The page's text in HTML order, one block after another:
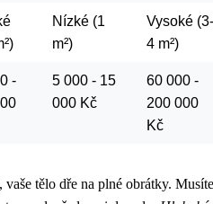
Nízké (1
m²)
Vysoké (3-
4 m²)
-
5 000 - 15
000 Kč
60 000 -
200 000
Kč
tělo dře na plné obrátky. Musíte